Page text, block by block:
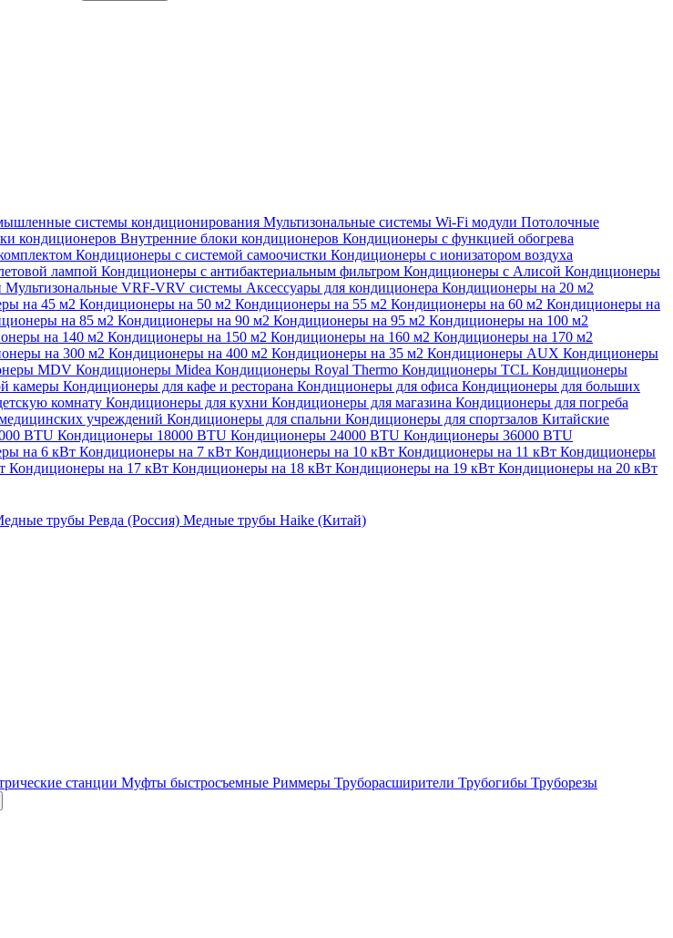
системы кондиционирования Мультизональные системы Wi-Fi модули Потолочные
кондиционеров Внутренние блоки кондиционеров Кондиционеры с функцией обогрева
Кондиционеры с системой самоочистки Кондиционеры с ионизатором воздуха
лампой Кондиционеры с антибактериальным фильтром Кондиционеры с Алисой Кондиционеры
Мультизональные VRF-VRV системы Аксессуары для кондиционера Кондиционеры на 20 м2
на 45 м2 Кондиционеры на 50 м2 Кондиционеры на 55 м2 Кондиционеры на 60 м2 Кондиционеры на
на 85 м2 Кондиционеры на 90 м2 Кондиционеры на 95 м2 Кондиционеры на 100 м2
на 140 м2 Кондиционеры на 150 м2 Кондиционеры на 160 м2 Кондиционеры на 170 м2
на 300 м2 Кондиционеры на 400 м2 Кондиционеры на 35 м2 Кондиционеры AUX Кондиционеры
MDV Кондиционеры Midea Кондиционеры Royal Thermo Кондиционеры TCL Кондиционеры
камеры Кондиционеры для кафе и ресторана Кондиционеры для офиса Кондиционеры для больших
комнату Кондиционеры для кухни Кондиционеры для магазина Кондиционеры для погреба
учреждений Кондиционеры для спальни Кондиционеры для спортзалов Китайские
BTU Кондиционеры 18000 BTU Кондиционеры 24000 BTU Кондиционеры 36000 BTU
на 6 кВт Кондиционеры на 7 кВт Кондиционеры на 10 кВт Кондиционеры на 11 кВт Кондиционеры
Кондиционеры на 17 кВт Кондиционеры на 18 кВт Кондиционеры на 19 кВт Кондиционеры на 20 кВт
трубы Ревда (Россия) Медные трубы Haike (Китай)
станции Муфты быстросъемные Риммеры Труборасширители Трубогибы Труборезы